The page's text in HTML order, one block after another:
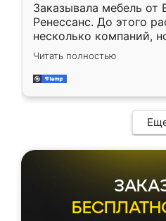
Заказывала мебель от
Ренессанс. До этого
несколько компаний,
эту. Сначала
приехал замерщик,
и снял размеры.
мебель сразу встала
каких-либо
довольна, все
Читать полностью